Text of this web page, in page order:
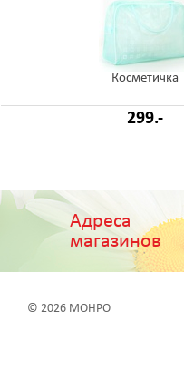
Косметичка
299.-
Адреса
магазинов
© 2026 МОНРО